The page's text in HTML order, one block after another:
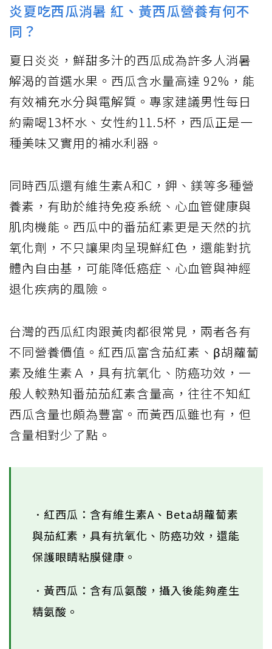
炎夏吃西瓜消暑 紅、黃西瓜營養有何不
同？
夏日炎炎，鮮甜多汁的西瓜成為許多人消暑
解渴的首選水果。西瓜含水量高達 92%，能
有效補充水分與電解質。專家建議男性每日
約需喝13杯水、女性約11.5杯，西瓜正是一
種美味又實用的補水利器。
同時西瓜還有維生素A和C，鉀、鎂等多種營
養素，有助於維持免疫系統、心血管健康與
肌肉機能。西瓜中的番茄紅素更是天然的抗
氧化劑，不只讓果肉呈現鮮紅色，還能對抗
體內自由基，可能降低癌症、心血管與神經
退化疾病的風險。
台灣的西瓜紅肉跟黃肉都很常見，兩者各有
不同營養價值。紅西瓜富含茄紅素、β胡蘿蔔
素及維生素Ａ，具有抗氧化、防癌功效，一
般人較熟知番茄茄紅素含量高，往往不知紅
西瓜含量也頗為豐富。而黃西瓜雖也有，但
含量相對少了點。
．紅西瓜：含有維生素A、Beta胡蘿蔔素
與茄紅素，具有抗氧化、防癌功效，還能
保護眼睛粘膜健康。
．黃西瓜：含有瓜氨酸，攝入後能夠產生
精氨酸。